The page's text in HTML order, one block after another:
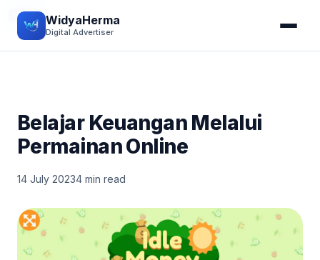
WidyaHerma
Digital Advertiser
TIPS
Belajar Keuangan Melalui
Permainan Online
14 July 20234 min read